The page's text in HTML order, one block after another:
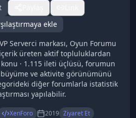
ekle
Serverci markası, Oyun Forumu
üreten aktif topluluklardan
· 1.115 ileti üçlüsü, forumun
ve aktivite görünümünü
diğer forumlarla istatistik
yapılabilir.
XenForo 2019 Ziyaret Et